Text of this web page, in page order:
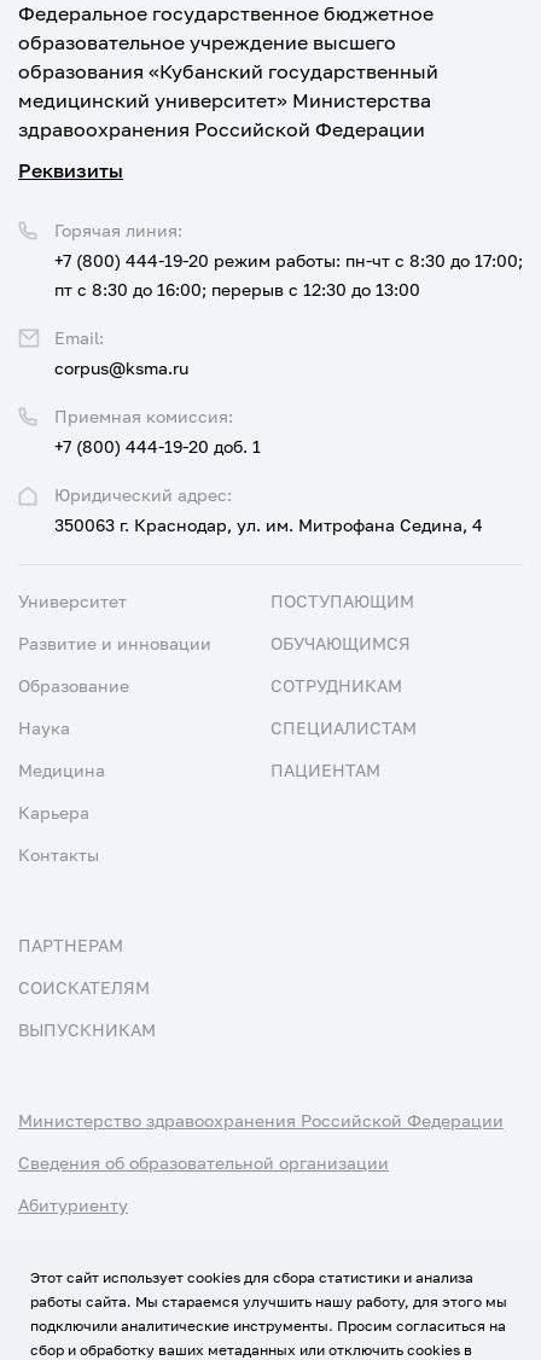
Федеральное государственное бюджетное
образовательное учреждение высшего
образования «Кубанский государственный
медицинский университет» Министерства
здравоохранения Российской Федерации
Реквизиты
Юридический адрес:
350063 г. Краснодар, ул. им. Митрофана Седина, 4
Приемная комиссия:
+7 (800) 444-19-20 доб. 1
Горячая линия:
+7 (800) 444-19-20 режим работы: пн-чт с 8:30 до 17:00;
пт с 8:30 до 16:00; перерыв с 12:30 до 13:00
Email:
corpus@ksma.ru
Университет
Развитие и инновации
Образование
Наука
Медицина
Карьера
Контакты
ПОСТУПАЮЩИМ
ОБУЧАЮЩИМСЯ
СОТРУДНИКАМ
СПЕЦИАЛИСТАМ
ПАЦИЕНТАМ
ПАРТНЕРАМ
СОИСКАТЕЛЯМ
ВЫПУСКНИКАМ
Министерство здравоохранения Российской Федерации
Сведения об образовательной организации
Абитуриенту
Политика обработки персональных данных
Этот сайт использует cookies для сбора статистики и анализа
работы сайта. Мы стараемся улучшить нашу работу, для этого мы
подключили аналитические инструменты. Просим согласиться на
сбор и обработку ваших метаданных или отключить cookies в